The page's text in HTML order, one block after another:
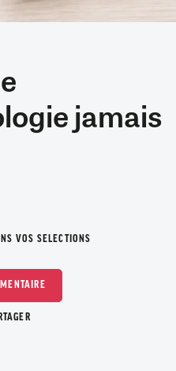
jamais
VOS SELECTIONS